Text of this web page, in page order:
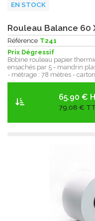
EN STOCK
Rouleau Balance 60
Référence T241
Prix Dégressif
Bobine rouleau papier
ensachés par 5 - mandrin
- métrage : 78 mètres -
65.90 €
79,08 €